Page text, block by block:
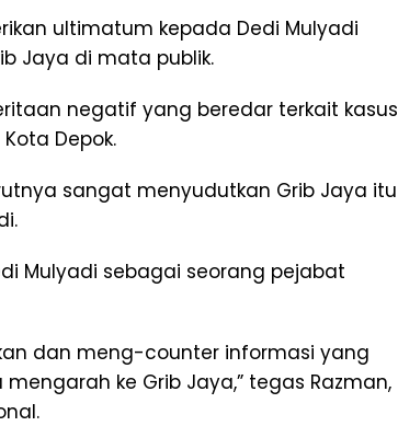
ultimatum kepada Dedi Mulyadi
Jaya di mata publik.
negatif yang beredar terkait kasus
Depok.
sangat menyudutkan Grib Jaya itu
Mulyadi sebagai seorang pejabat
dan meng-counter informasi yang
ke Grib Jaya,” tegas Razman,